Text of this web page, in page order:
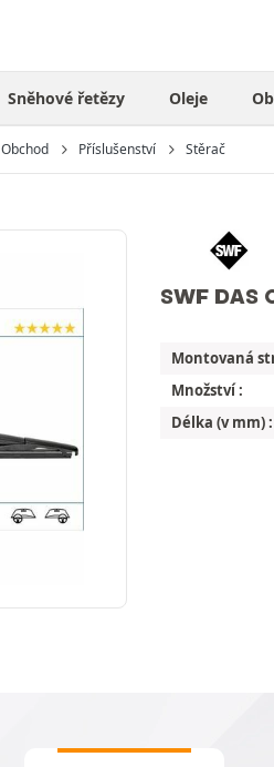
Sněhové řetězy Oleje
Obchod Příslušenství Stěrač
SWF DAS
Montovaná
Množství :
Délka (v mm) :